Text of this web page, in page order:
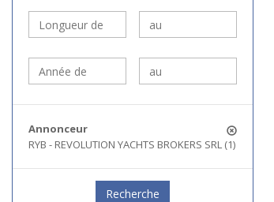
Annonceur
RYB - REVOLUTION YACHTS BROKERS SRL (1)
Recherche